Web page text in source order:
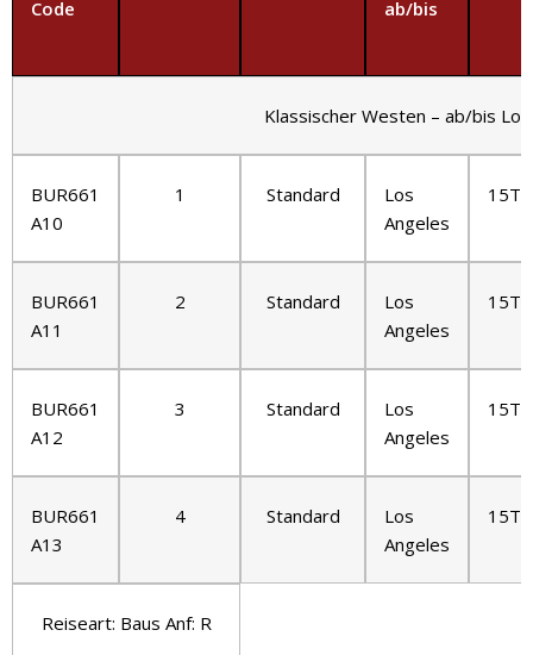
Code
ab/bis
Klassischer Westen – ab/bis
BUR661
A10
1 Standard
Los
Angeles
15T/
BUR661
A11
2 Standard
Los
Angeles
15T/
BUR661
A12
3 Standard
Los
Angeles
15T/
BUR661
A13
4 Standard
Los
Angeles
15T/
Reiseart: Baus Anf: R